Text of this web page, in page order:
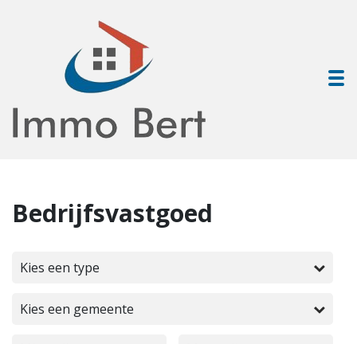
Bedrijfsvastgoed
Kies een type
Kies een gemeente